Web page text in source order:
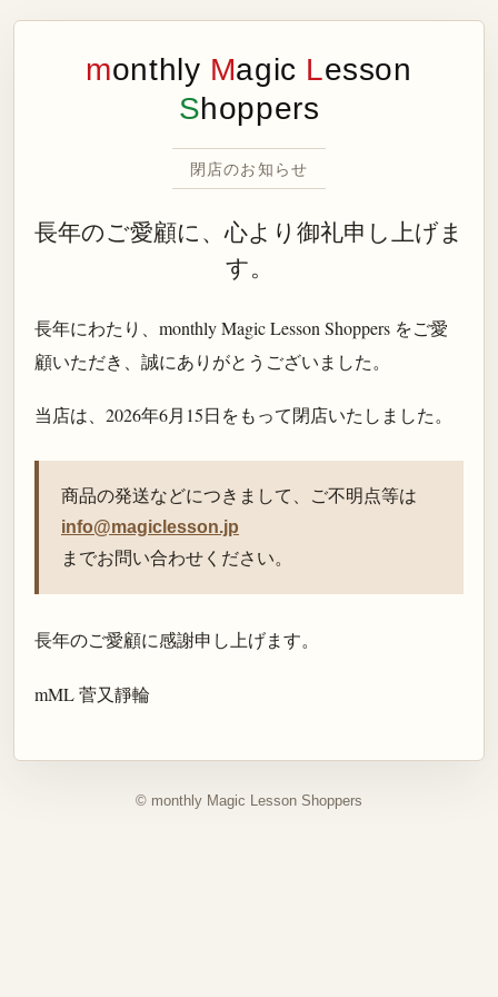
monthly Magic Lesson
Shoppers
閉店のお知らせ
長年のご愛顧に、心より御礼申し上げま
す。
長年にわたり、monthly Magic Lesson Shoppers をご愛
顧いただき、誠にありがとうございました。
当店は、 2026年6月15日をもって閉店いたしました。
商品の発送などにつきまして、ご不明点等は
info@magiclesson.jp
までお問い合わせください。
長年のご愛顧に感謝申し上げます。
mML 菅又靜輪
© monthly Magic Lesson Shoppers